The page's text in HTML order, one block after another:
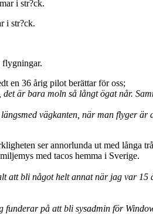
i str?ck.
flygningar.
en 36 årig pilot berättar för oss;
är bara moln så långt ögat når.
vägkanten, när man flyger
ser annorlunda ut med långa
med tacos hemma i Sverige.
bli något helt annat när jag var
på att bli sysadmin för